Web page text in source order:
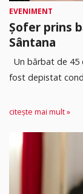
EVENIMENT
Șofer prins
Sântana
Un bărbat de 45
fost depistat
citește mai mult »